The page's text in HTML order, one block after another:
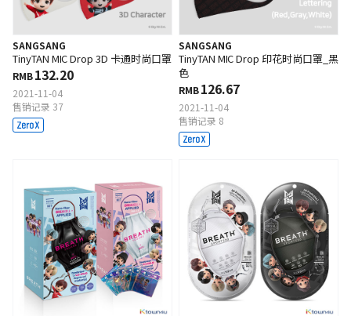
SANGSANG
TinyTAN MIC Drop 3D 卡通时尚口罩
RMB132.20
2021-11-04
售销记录 37
SANGSANG
TinyTAN MIC Drop 印花时尚口罩_黑
色
RMB126.67
2021-11-04
售销记录 8